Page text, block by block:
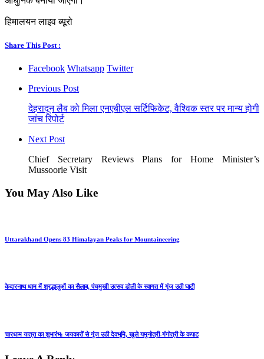
हिमालयन लाइव ब्यूरो
Share This Post :
Facebook Whatsapp Twitter
Previous Post
देहरादून लैब को मिला एनएबीएल सर्टिफिकेट, वैश्विक स्तर पर मान्य होगी
जांच रिपोर्ट
Next Post
Chief Secretary Reviews Plans for Home Minister’s
Mussoorie Visit
You May Also Like
Uttarakhand Opens 83 Himalayan Peaks for Mountaineering
केदारनाथ धाम में श्रद्धालुओं का सैलाब, पंचमुखी उत्सव डोली के स्वागत में गूंज उठी घाटी
चारधाम यात्रा का शुभारंभ: जयकारों से गूंज उठी देवभूमि, खुले यमुनोत्री-गंगोत्री के कपाट